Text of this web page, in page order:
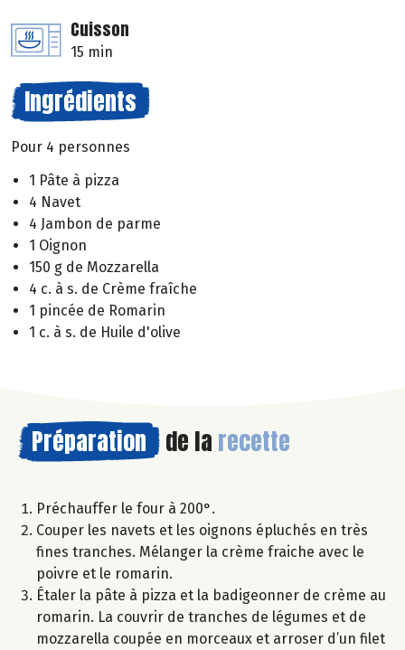
Cuisson
15 min
Ingrédients
Pour 4 personnes
1 Pâte à pizza
4 Navet
4 Jambon de parme
1 Oignon
150 g de Mozzarella
4 c. à s. de Crème fraîche
1 pincée de Romarin
1 c. à s. de Huile d'olive
Préparation de la recette
Préchauffer le four à 200°.
Couper les navets et les oignons épluchés en très
fines tranches. Mélanger la crème fraiche avec le
poivre et le romarin.
Étaler la pâte à pizza et la badigeonner de crème au
romarin. La couvrir de tranches de légumes et de
mozzarella coupée en morceaux et arroser d’un filet